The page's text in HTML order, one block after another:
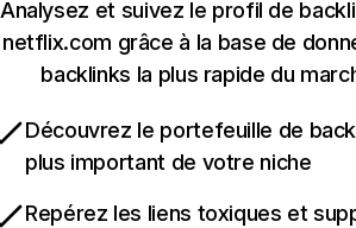
Analysez et suivez le profil de
netflix.com grâce à la base de
backlinks la plus rapide du
Découvrez le portefeuille de
plus important de votre niche
Repérez les liens toxiques et